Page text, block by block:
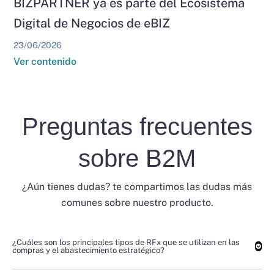
BIZPARTNER ya es parte del Ecosistema
Digital de Negocios de eBIZ
23/06/2026
Ver contenido
Preguntas frecuentes
sobre B2M
¿Aún tienes dudas? te compartimos las dudas más
comunes sobre nuestro producto.
¿Cuáles son los principales tipos de RFx que se utilizan en las
compras y el abastecimiento estratégico?